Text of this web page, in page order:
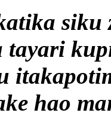
siku
tayari
hao